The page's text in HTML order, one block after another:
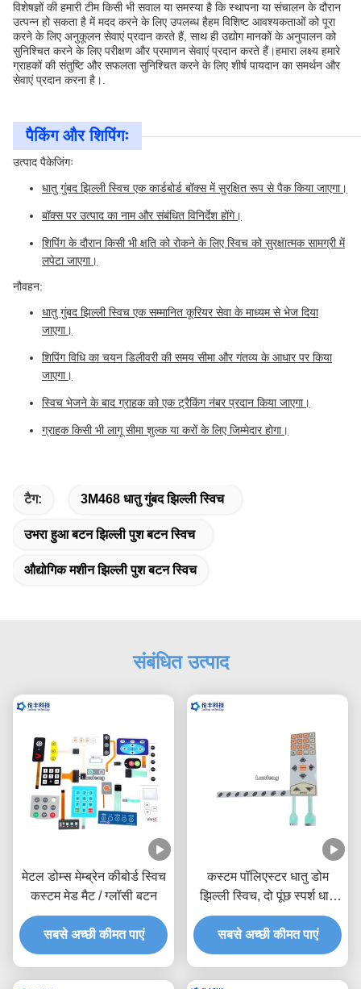
विशेषज्ञों की हमारी टीम किसी भी सवाल या समस्या है कि स्थापना या संचालन के दौरान
उत्पन्न हो सकता है में मदद करने के लिए उपलब्ध हैहम विशिष्ट आवश्यकताओं को पूरा
करने के लिए अनुकूलन सेवाएं प्रदान करते हैं, साथ ही उद्योग मानकों के अनुपालन को
सुनिश्चित करने के लिए परीक्षण और प्रमाणन सेवाएं प्रदान करते हैं।हमारा लक्ष्य हमारे
ग्राहकों की संतुष्टि और सफलता सुनिश्चित करने के लिए शीर्ष पायदान का समर्थन और
सेवाएं प्रदान करना है।.
पैकिंग और शिपिंगः
उत्पाद पैकेजिंगः
धातु गुंबद झिल्ली स्विच एक कार्डबोर्ड बॉक्स में सुरक्षित रूप से पैक किया जाएगा।
बॉक्स पर उत्पाद का नाम और संबंधित विनिर्देश होंगे।
शिपिंग के दौरान किसी भी क्षति को रोकने के लिए स्विच को सुरक्षात्मक सामग्री में
लपेटा जाएगा।
नौवहन:
धातु गुंबद झिल्ली स्विच एक सम्मानित कूरियर सेवा के माध्यम से भेज दिया
जाएगा।
शिपिंग विधि का चयन डिलीवरी की समय सीमा और गंतव्य के आधार पर किया
जाएगा।
स्विच भेजने के बाद ग्राहक को एक ट्रैकिंग नंबर प्रदान किया जाएगा।
ग्राहक किसी भी लागू सीमा शुल्क या करों के लिए जिम्मेदार होगा।
टैग: 3M468 धातु गुंबद झिल्ली स्विच
उभरा हुआ बटन झिल्ली पुश बटन स्विच
औद्योगिक मशीन झिल्ली पुश बटन स्विच
संबंधित उत्पाद
मेटल डोम्स मेम्ब्रेन कीबोर्ड स्विच
कस्टम मेड मैट / ग्लॉसी बटन
सबसे अच्छी कीमत पाएं
कस्टम पॉलिएस्टर धातु डोम
झिल्ली स्विच, दो पूंछ स्पर्श धातु
डोम स्विच
सबसे अच्छी कीमत पाएं